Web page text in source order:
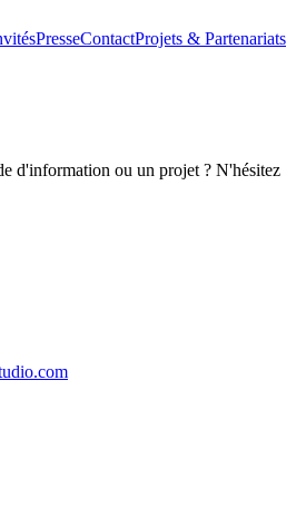
PresseContactProjets & Partenariats
d'information ou un projet ? N'hésitez